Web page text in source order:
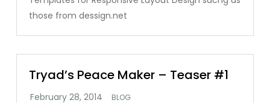
those from dessign.net
Tryad’s Peace Maker – Teaser #1
BLOG